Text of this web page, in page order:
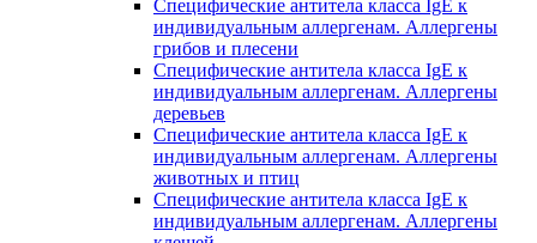
Специфические антитела класса IgE к
индивидуальным аллергенам. Аллергены
грибов и плесени
Специфические антитела класса IgE к
индивидуальным аллергенам. Аллергены
деревьев
Специфические антитела класса IgE к
индивидуальным аллергенам. Аллергены
животных и птиц
Специфические антитела класса IgE к
индивидуальным аллергенам. Аллергены